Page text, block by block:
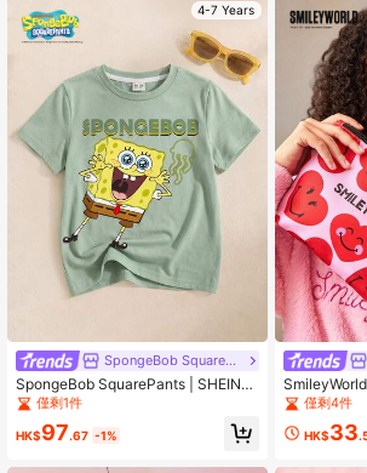
4-7 Years
SpongeBob SquarePants
SpongeBob SquarePants | SHEIN
男童休闲卡通字母印花短袖T恤，夏季
僅剩1件
HK$97.67 -1%
案印花輕量
常適合通勤
僅剩4件
HK$33